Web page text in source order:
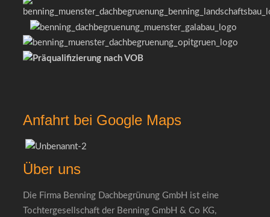
Anfahrt bei Google Maps
Über uns
Die Firma Benning Dachbegrünung GmbH ist eine
Tochtergesellschaft der Benning GmbH & Co KG,